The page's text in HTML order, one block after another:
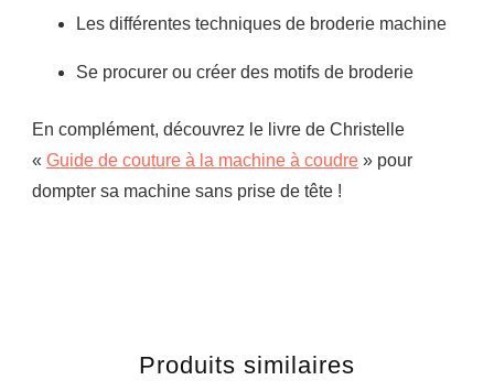
Les différentes techniques de broderie machine
Se procurer ou créer des motifs de broderie
En complément, découvrez le livre de Christelle
« Guide de couture à la machine à coudre » pour
dompter sa machine sans prise de tête !
Produits similaires